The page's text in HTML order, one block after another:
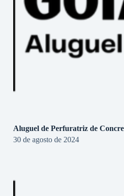
Aluguel de Perfuratriz de
30 de agosto de 2024